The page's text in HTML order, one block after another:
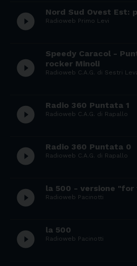
play_circle_filled Nord Sud Ovest Est:
Radioweb Primo Levi
play_circle_filled
Speedy Caracol -
rocker Minoli
Radioweb C.A.G. di Sestri
play_circle_filled Radio 360 Puntata 1
Radioweb C.A.G. di Rapallo
play_circle_filled Radio 360 Puntata 0
Radioweb C.A.G. di Rapallo
play_circle_filled la 500 - versione "for
Radioweb Pacinotti
play_circle_filled la 500
Radioweb Pacinotti